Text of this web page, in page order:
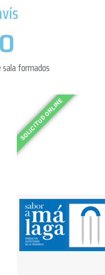
0
sala formados​
SOLICITUD ONLINE